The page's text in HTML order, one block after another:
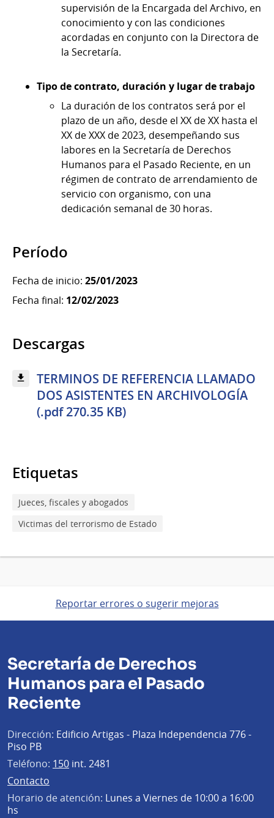
supervisión de la Encargada del Archivo, en
conocimiento y con las condiciones
acordadas en conjunto con la Directora de
la Secretaría.
Tipo de contrato, duración y lugar de trabajo
La duración de los contratos será por el
plazo de un año, desde el XX de XX hasta el
XX de XXX de 2023, desempeñando sus
labores en la Secretaría de Derechos
Humanos para el Pasado Reciente, en un
régimen de contrato de arrendamiento de
servicio con organismo, con una
dedicación semanal de 30 horas.
Período
Fecha de inicio: 25/01/2023
Fecha final: 12/02/2023
Descargas
TERMINOS DE REFERENCIA LLAMADO
DOS ASISTENTES EN ARCHIVOLOGÍA
(.pdf 270.35 KB)
Etiquetas
Jueces, fiscales y abogados
Victimas del terrorismo de Estado
Reportar errores o sugerir mejoras
Secretaría de Derechos
Humanos para el Pasado
Reciente
Dirección: Edificio Artigas - Plaza Independencia 776 -
Piso PB
Teléfono: 150 int. 2481
Contacto
Horario de atención: Lunes a Viernes de 10:00 a 16:00
hs